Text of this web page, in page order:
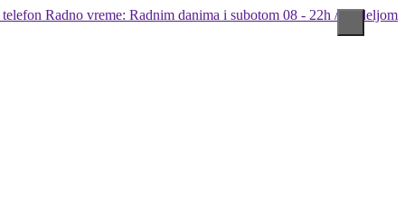
Radno vreme: Radnim danima i subotom 08 - 22h / Nedeljom